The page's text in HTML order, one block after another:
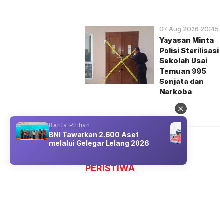
07 Aug 2026 20:45
Yayasan Minta
Polisi Sterilisasi
Sekolah Usai
Temuan 995
Senjata dan
Narkoba
PERISTIWA
Berita Pilihan
BNI Tawarkan 2.600 Aset
melalui Gelegar Lelang 2026